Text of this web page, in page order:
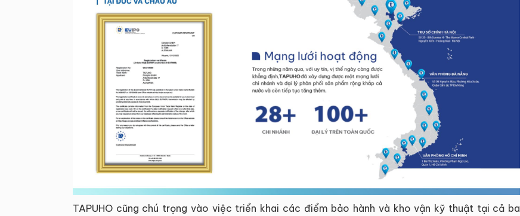
TAPUHO cũng chú trọng vào việc triển khai các điểm bảo hành và kho vận kỹ thuật tại cả ba